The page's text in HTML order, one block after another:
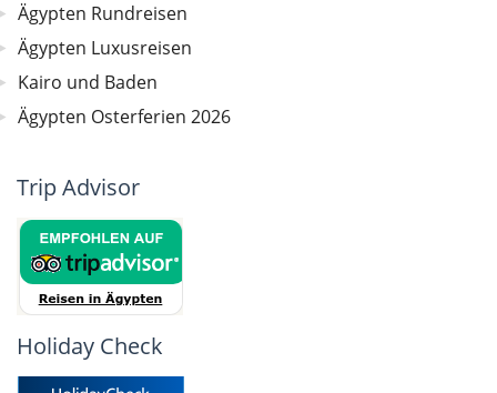
Ägypten Rundreisen
Ägypten Luxusreisen
Kairo und Baden
Ägypten Osterferien 2026
Trip Advisor
Holiday Check